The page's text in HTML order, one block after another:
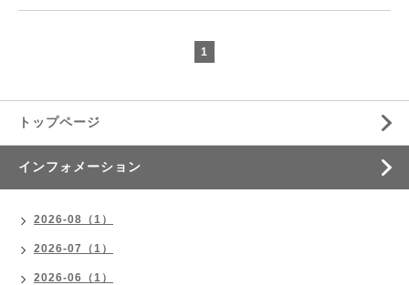
1
トップページ
インフォメーション
2026-08（1）
2026-07（1）
2026-06（1）